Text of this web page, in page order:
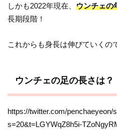
しかも2022年現在、ウンチェの
長期段階！
これからも身長は伸びていくの
ウンチェの足の長さは？
https://twitter.com/penchaeyeon/
s=20&t=LGYWqZ8h5i-